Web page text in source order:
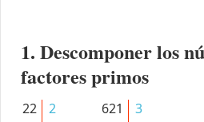
1. Descomponer los
factores primos
22
2
621
3